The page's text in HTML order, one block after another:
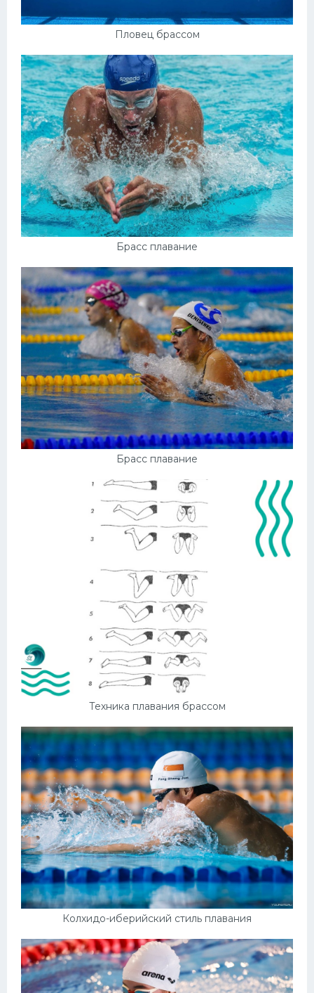
Пловец брассом
Брасс плавание
Брасс плавание
Техника плавания брассом
Колхидо-иберийский стиль плавания